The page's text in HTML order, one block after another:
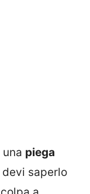
piega
saperlo